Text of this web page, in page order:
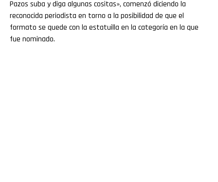
Pazos suba y diga algunas cositas», comenzó diciendo la
reconocida periodista en torno a la posibilidad de que el
formato se quede con la estatuilla en la categoría en la que
fue nominado.